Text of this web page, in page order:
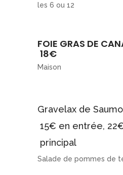
les 6 ou 12
FOIE GRAS DE
18€
Maison
Gravelax de
15€ en entrée,
principal
Salade de pommes de